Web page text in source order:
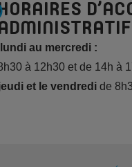
au mercredi :
à 12h30 et de 14h à
et le vendredi de